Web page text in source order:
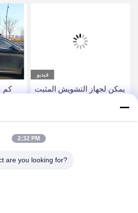
فيديو
يمكن لجهاز التشويش المثبت
تشويش التردد من 20 ميجا
2:32 PM
are you looking for?